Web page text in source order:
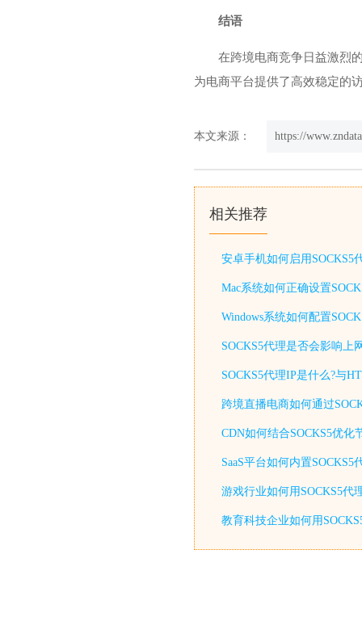
结语
在跨境电商竞争日益激烈
为电商平台提供了高效稳定的
本文来源： https://
相关推荐
安卓手机如何启用SOCKS5
Mac系统如何正确设置
Windows系统如何配置
SOCKS5代理是否会影响上
SOCKS5代理IP是什么?与
跨境直播电商如何通过
CDN如何结合SOCKS5优
SaaS平台如何内置
游戏行业如何用SOCKS5代
教育科技企业如何用